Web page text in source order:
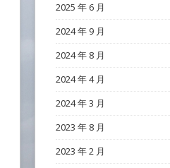
2025 年 6 月
2024 年 9 月
2024 年 8 月
2024 年 4 月
2024 年 3 月
2023 年 8 月
2023 年 2 月